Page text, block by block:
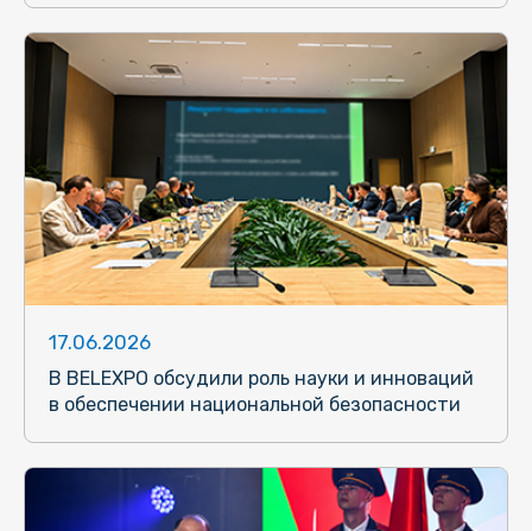
17.06.2026
В BELEXPO обсудили роль науки и инноваций
в обеспечении национальной безопасности